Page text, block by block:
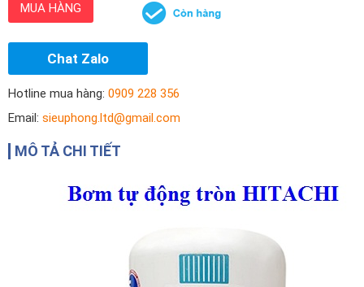
MUA HÀNG
Chat Zalo
Hotline mua hàng: 0909 228 356
Email: sieuphong.ltd@gmail.com
MÔ TẢ CHI TIẾT